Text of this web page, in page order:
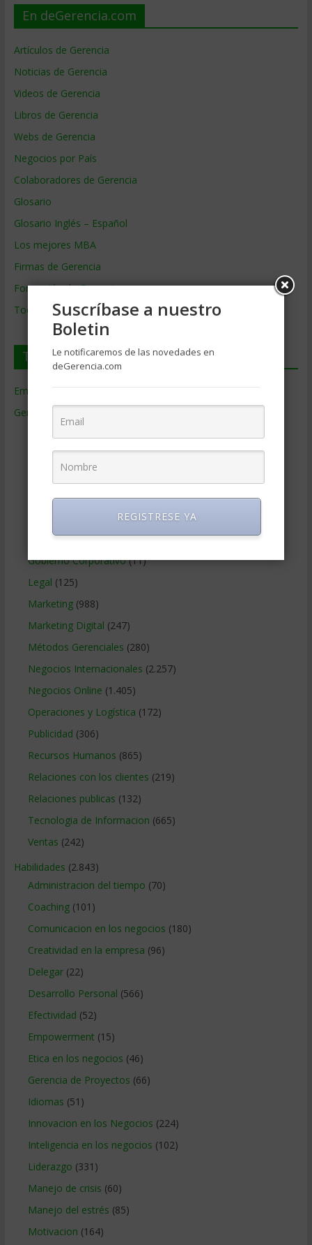
En deGerencia.com
Artículos de Gerencia
Noticias de Gerencia
Videos de Gerencia
Libros de Gerencia
Webs de Gerencia
Negocios por País
Colaboradores de Gerencia
Glosario
Glosario Inglés – Español
Los mejores MBA
Firmas de Gerencia
Formación de Gerencia
Todos los Temas
Temas de Gerencia
Empresas de Gerencia
Gerencia
Contabilidad(466)
Educacion Gerencial
Estrategia Empresarial(304)
Finanzas Corporativas(748)
Gerencia social y ambiental(223)
Gobierno Corporativo(11)
Legal (125)
Marketing(988)
Marketing Digital (247)
Métodos Gerenciales (280)
Negocios Internacionales (2.257)
Negocios Online (1.405)
Operaciones y Logística (172)
Publicidad (306)
Recursos Humanos (865)
Relaciones con los clientes (219)
Relaciones publicas (132)
Tecnologia de Informacion (665)
Ventas (242)
Habilidades (2.843)
Administracion del tiempo (70)
Coaching(101)
Comunicacion en los negocios (180)
Creatividad en la empresa (96)
Delegar(22)
Desarrollo Personal (566)
Efectividad (52)
Empowerment (15)
Etica en los negocios (46)
Gerencia de Proyectos (66)
Idiomas (51)
Innovacion en los Negocios (224)
Inteligencia en los negocios (102)
Liderazgo (331)
Manejo de crisis (60)
Manejo del estrés (85)
Motivacion (164)
Suscríbase a nuestro
Boletin
Le notificaremos de las novedades en
deGerencia.com
REGISTRESE YA